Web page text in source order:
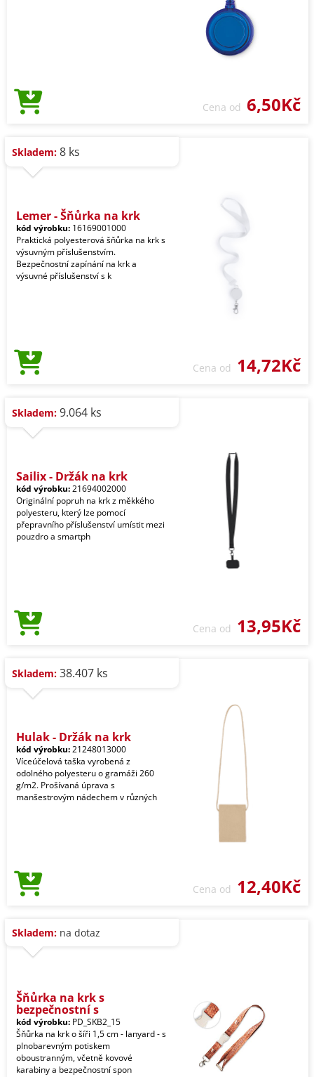
Cena od 6,50Kč
Skladem: 8 ks
Lemer - Šňůrka na krk
kód výrobku: 16169001000
Praktická polyesterová šňůrka na krk s
výsuvným příslušenstvím.
Bezpečnostní zapínání na krk a
výsuvné příslušenství s k
Cena od 14,72Kč
Skladem: 9.064 ks
Sailix - Držák na krk
kód výrobku:21694002000
Originální popruh na krk z měkkého
polyesteru, který lze pomocí
přepravního příslušenství umístit mezi
pouzdro a smartph
Cena od 13,95Kč
Skladem: 38.407 ks
Hulak - Držák na krk
kód výrobku:21248013000
Víceúčelová taška vyrobená z
odolného polyesteru o gramáži 260
g/m2. Prošívaná úprava s
manšestrovým nádechem v různých
Cena od 12,40Kč
Skladem: na dotaz
Šňůrka na krk s
bezpečnostní s
kód výrobku: PD_SKB2_15
Šňůrka na krk o šíři 1,5 cm - lanyard - s
plnobarevným potiskem
oboustranným, včetně kovové
karabiny a bezpečnostní spon